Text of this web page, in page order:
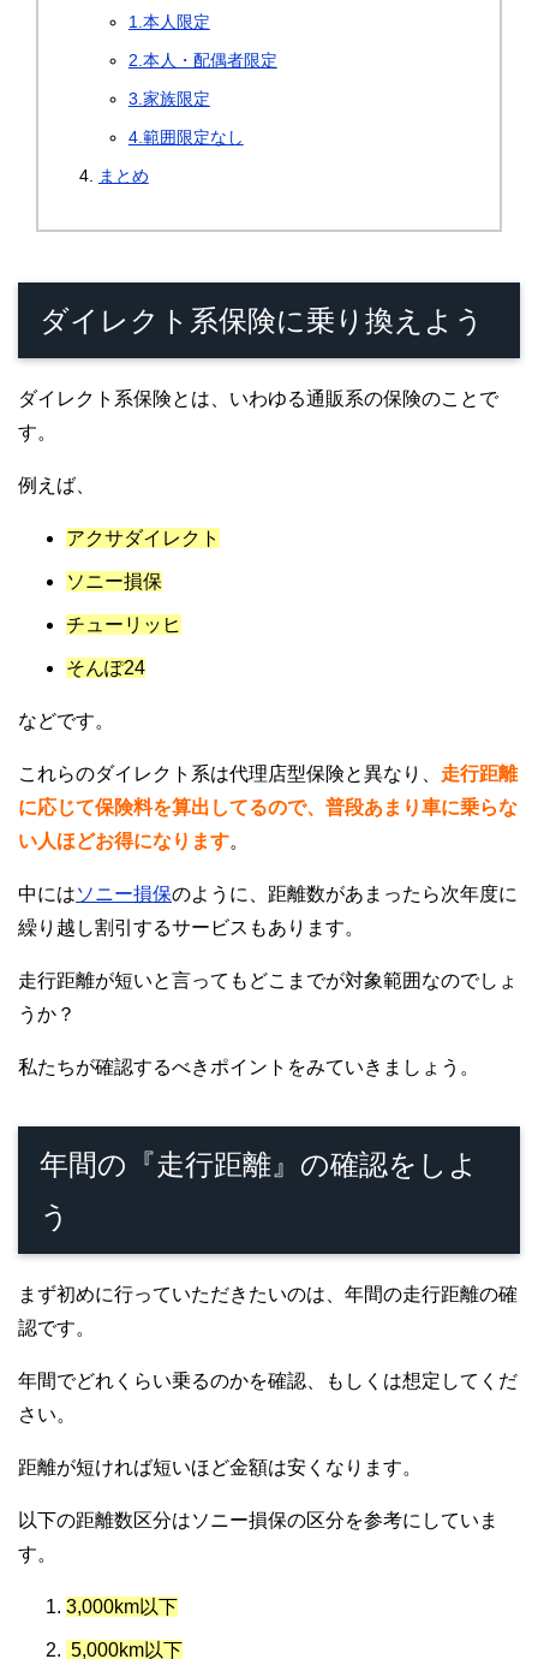
1.本人限定
2.本人・配偶者限定
3.家族限定
4.範囲限定なし
まとめ
ダイレクト系保険に乗り換えよう
ダイレクト系保険とは、いわゆる通販系の保険のことで
す。
例えば、
アクサダイレクト
ソニー損保
チューリッヒ
そんぽ24
などです。
これらのダイレクト系は代理店型保険と異なり、 走行距離
に応じて保険料を算出してるので、普段あまり車に乗らな
い人ほどお得になります。
中にはソニー損保のように、距離数があまったら次年度に
繰り越し割引するサービスもあります。
走行距離が短いと言ってもどこまでが対象範囲なのでしょ
うか？
私たちが確認するべきポイントをみていきましょう。
年間の『走行距離』の確認をしよ
う
まず初めに行っていただきたいのは、年間の走行距離の確
認です。
年間でどれくらい乗るのかを確認、もしくは想定してくだ
さい。
距離が短ければ短いほど金額は安くなります。
以下の距離数区分はソニー損保の区分を参考にしていま
す。
3,000km以下
5,000km以下